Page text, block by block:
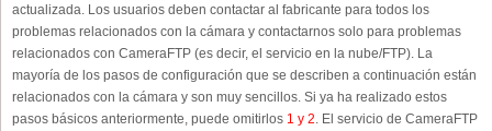
actualizada. Los usuarios deben contactar al fabricante para todos los
problemas relacionados con la cámara y contactarnos solo para problemas
relacionados con CameraFTP (es decir, el servicio en la nube/FTP). La
mayoría de los pasos de configuración que se describen a continuación están
relacionados con la cámara y son muy sencillos. Si ya ha realizado estos
pasos básicos anteriormente, puede omitirlos 1 y 2. El servicio de CameraFTP